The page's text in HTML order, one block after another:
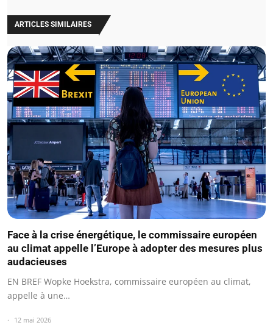
ARTICLES SIMILAIRES
Face à la crise énergétique, le commissaire européen
au climat appelle l’Europe à adopter des mesures plus
audacieuses
EN BREF Wopke Hoekstra, commissaire européen au climat,
appelle à une…
12 mai 2026